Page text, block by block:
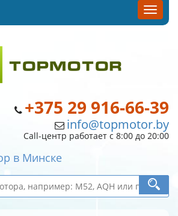
+375 29 916-66-39
info@topmotor.by
Call-центр работает с 8:00 до 20:00
в Минске